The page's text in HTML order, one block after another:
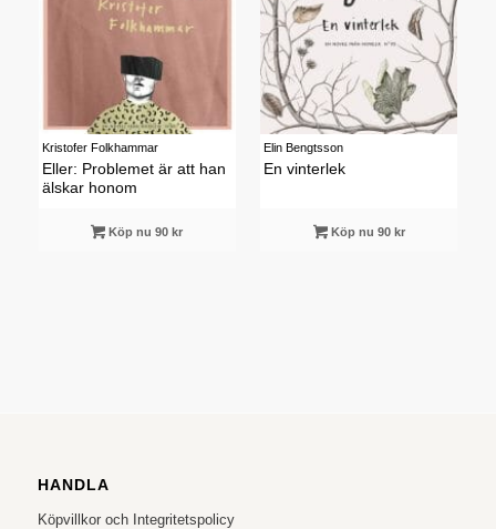
Kristofer Folkhammar
Eller: Problemet är att han
älskar honom
Köp nu 90 kr
Elin Bengtsson
En vinterlek
Köp nu 90 kr
HANDLA
Köpvillkor och Integritetspolicy